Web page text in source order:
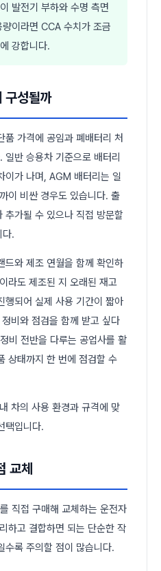
발전기 부하와 수명 측면
이라면 CCA 수치가 조금
강합니다.
구성될까
품 가격에 공임과 폐배터리 처
반 승용차 기준으로 배터리
이가 나며, AGM 배터리는 일
이 비싼 경우도 있습니다. 출
추가될 수 있으나 직접 방문할
다.
드와 제조 연월을 함께 확인하
라도 제조된 지 오래된 재고
행되어 실제 사용 기간이 짧아
비와 점검을 함께 받고 싶다
비 전반을 다루는 공업사를 활
상태까지 한 번에 점검할 수
차의 사용 환경과 규격에 맞
택입니다.
교체
직접 구매해 교체하는 운전자
하고 결합하면 되는 단순한 작
수록 주의할 점이 많습니다.